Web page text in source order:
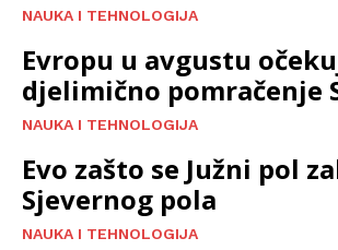
NAUKA I TEHNOLOGIJA
Evropu u avgustu
djelimično pomračenje
NAUKA I TEHNOLOGIJA
Evo zašto se Južni pol
Sjevernog pola
NAUKA I TEHNOLOGIJA